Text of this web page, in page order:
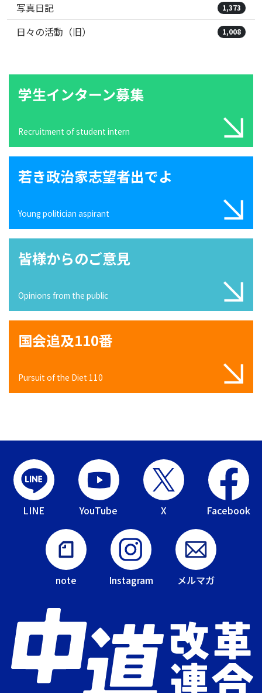
写真日記 1,373
日々の活動（旧） 1,008
学生インターン募集
Recruitment of student intern
若き政治家志望者出でよ
Young politician aspirant
皆様からのご意見
Opinions from the public
国会追及110番
Pursuit of the Diet 110
LINE YouTube X Facebook
note Instagram メルマガ